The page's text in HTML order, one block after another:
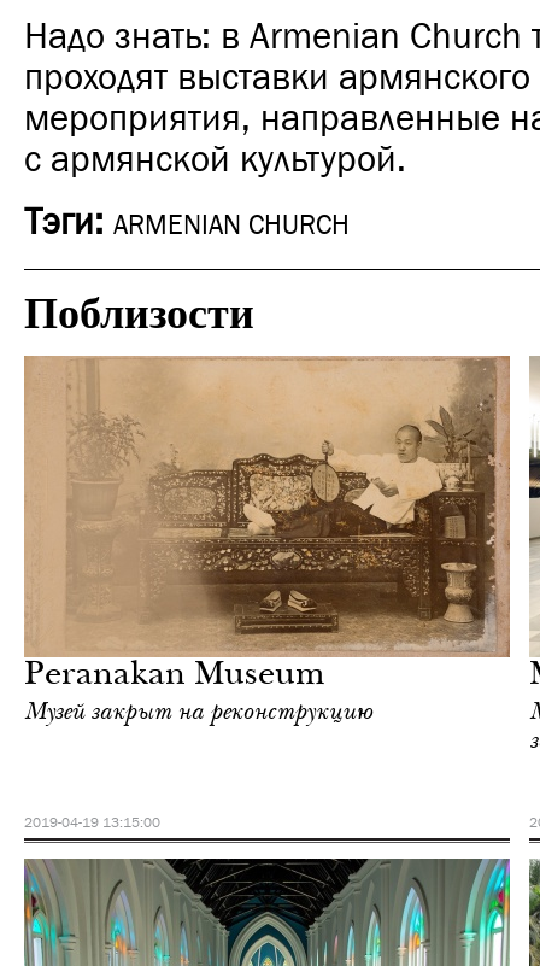
Надо знать: в Armenian Church
проходят выставки армянского
мероприятия, направленные
с армянской культурой.
Тэги: ARMENIAN CHURCH
Поблизости
Peranakan Museum
Музей закрыт на реконструкцию
2019-04-19 13:15:00